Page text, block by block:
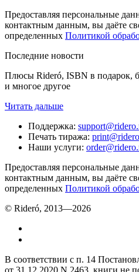
Предоставляя персональные
контактным данным, вы даёте
определенных Политикой
Последние новости
Плюсы Rideró, ISBN в подарок,
и многое другое
Читать дальше
Поддержка:
Печать тиража:
Наши услуги:
Предоставляя персональные
контактным данным, вы даёте
определенных Политикой
© Rideró, 2013—2026
В соответствии с п. 14
от 31.12.2020 N 2463, книги не